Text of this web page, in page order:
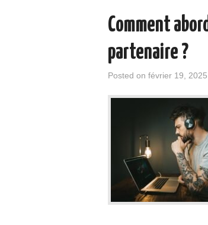
Comment
partenaire ?
Posted on février 19, 2025